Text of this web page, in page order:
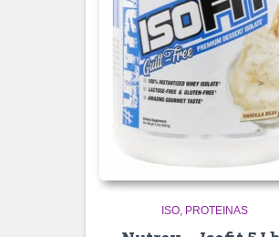
ISO PROTEINAS